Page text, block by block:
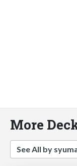
More
See All by